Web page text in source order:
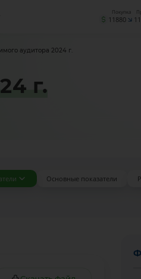
Покупка
11880
аудитора 2024 г.
г.
Основные показатели